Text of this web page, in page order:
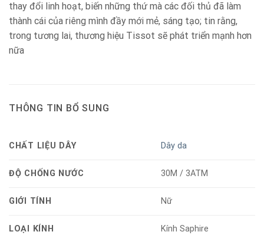
thay đổi linh hoạt, biến những thứ mà các đối thủ đã làm
thành cái của riêng mình đầy mới mẻ, sáng tạo; tin rằng,
trong tương lai, thương hiệu Tissot sẽ phát triển mạnh hơn
nữa
THÔNG TIN BỔ SUNG
CHẤT LIỆU DÂY Dây da
ĐỘ CHỐNG NƯỚC 30M / 3ATM
GIỚI TÍNH Nữ
LOẠI KÍNH Kính Saphire